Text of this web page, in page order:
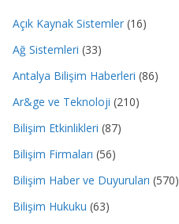
Açık Kaynak Sistemler (16)
Ağ Sistemleri (33)
Antalya Bilişim Haberleri (86)
Ar&ge ve Teknoloji (210)
Bilişim Etkinlikleri (87)
Bilişim Firmaları (56)
Bilişim Haber ve Duyuruları (570)
Bilişim Hukuku (63)